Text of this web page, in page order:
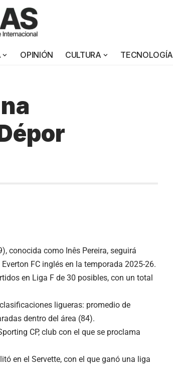
OPINIÓN CULTURA TECNOLOGÍA
conocida como Inês Pereira, seguirá
FC inglés en la temporada 2025-26.
en Liga F de 30 posibles, con un total
ligueras: promedio de
dentro del área (84).
CP, club con el que se proclama
en el Servette, con el que ganó una liga